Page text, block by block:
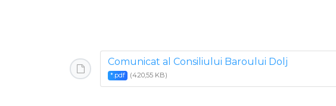
Comunicat al Consiliului Baroului Dolj
*.pdf (420,55 KB)